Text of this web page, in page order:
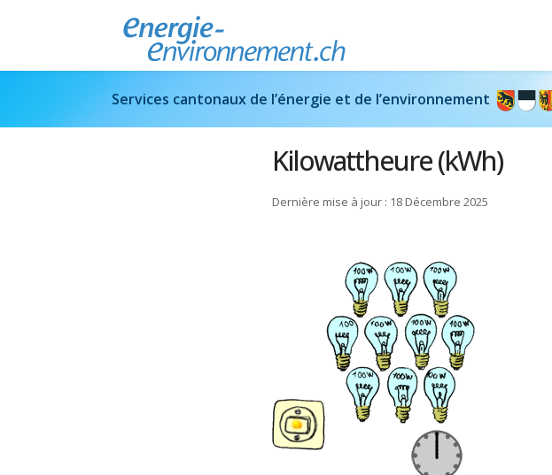
Services cantonaux de l’énergie et de l’environnement
Kilowattheure (kWh)
Dernière mise à jour : 18 Décembre 2025